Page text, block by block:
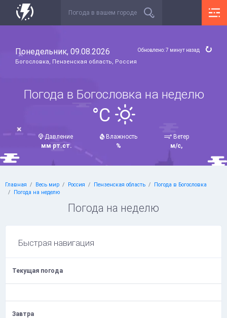
Понедельник, 09.08.2026
Богословка, Пензенская область, Россия
Обновлено: 7 минут назад
Погода в Богословка на неделю
°C
Давление
мм рт.ст.
Влажность
%
Ветер
м/с,
Главная Весь мир Россия Пензенская область
Погода в Богословка
Погода на неделю
Погода на неделю
Быстрая навигация
Текущая погода
Завтра